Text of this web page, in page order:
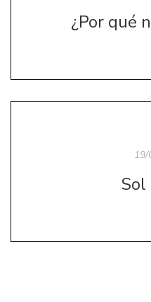
¿Por qué
19/
Sol